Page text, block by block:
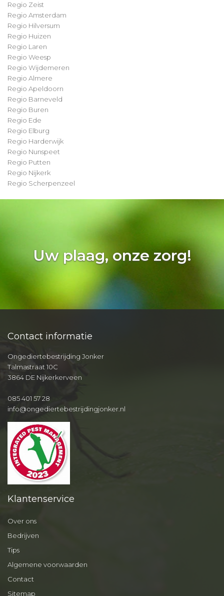
Regio Zeist
Regio Amsterdam
Regio Hilversum
Regio Huizen
Regio Laren
Regio Weesp
Regio Wijdemeren
Regio Almere
Regio Apeldoorn
Regio Barneveld
Regio Buren
Regio Ede
Regio Elburg
Regio Harderwijk
Regio Nunspeet
Regio Putten
Regio Nijkerk
Regio Scherpenzeel
Uw plaag, onze zorg!
Contact informatie
Ongediertebestrijding Jonker
Talmastraat 10C
3864 DE Nijkerkerveen
085 401 57 28
info@ongediertebestrijdingjonker.nl
Klantenservice
Over ons
Bedrijven
Tips
Algemene voorwaarden
Contact
Sitemap